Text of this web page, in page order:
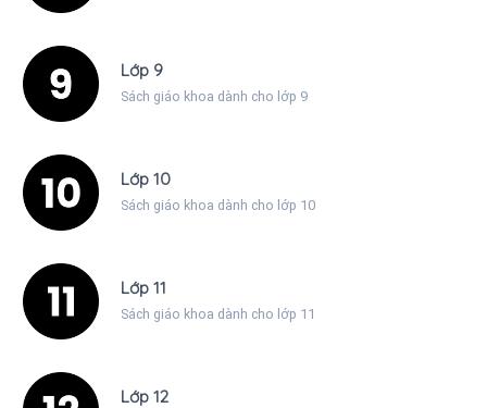
Lớp 9
Sách giáo khoa dành cho lớp 9
Lớp 10
Sách giáo khoa dành cho lớp 10
Lớp 11
Sách giáo khoa dành cho lớp 11
Lớp 12